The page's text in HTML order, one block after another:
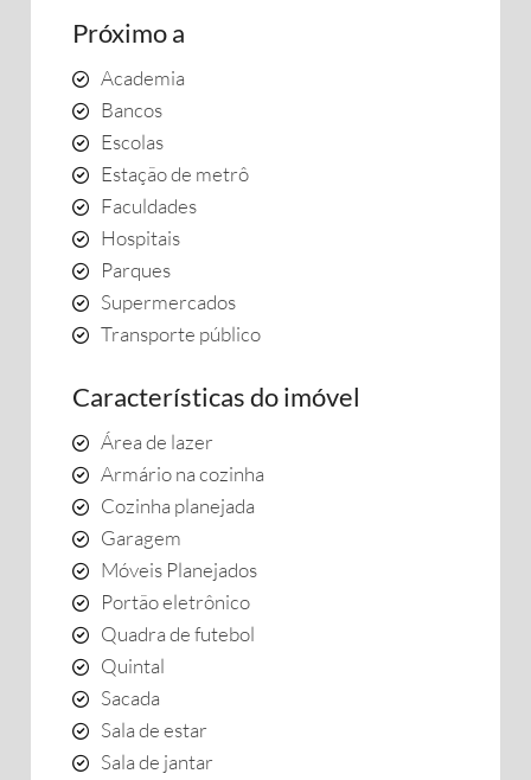
Próximo a
Academia
Bancos
Escolas
Estação de metrô
Faculdades
Hospitais
Parques
Supermercados
Transporte público
Características do imóvel
Área de lazer
Armário na cozinha
Cozinha planejada
Garagem
Móveis Planejados
Portão eletrônico
Quadra de futebol
Quintal
Sacada
Sala de estar
Sala de jantar